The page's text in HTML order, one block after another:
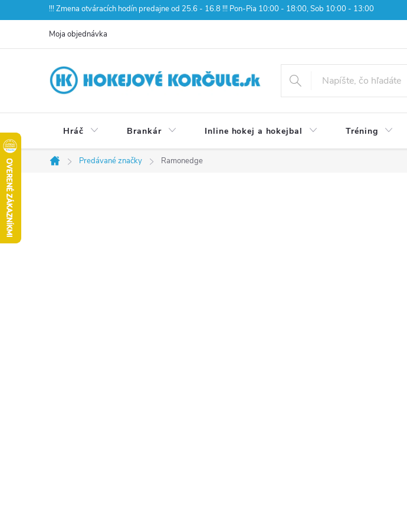
na
!!! Zmena otváracích hodín predajne od 25.6 - 16.8 !!! Pon-Pia 10:00 - 18:00, Sob 10:00 - 13:00
Moja objednávka
Hráč Brankár Inline hokej a hokejbal Tréning
Domov
Predávané značky Ramonedge